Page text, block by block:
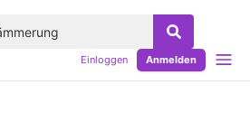
Einloggen Anmelden